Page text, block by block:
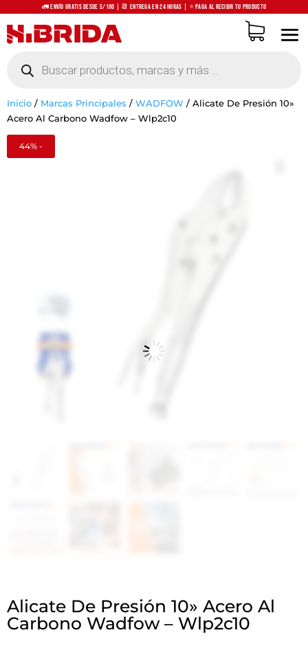
🚛 Envío Gratis desde S/100 | 📆 Entrega en 24 horas | ⭐ Paga al recibir tu producto
productos
Inicio / Marcas Principales / WADFOW / Alicate De Presión 10»
Acero Al Carbono Wadfow – Wlp2c10
44% -
Alicate De Presión 10» Acero Al
Carbono Wadfow – Wlp2c10